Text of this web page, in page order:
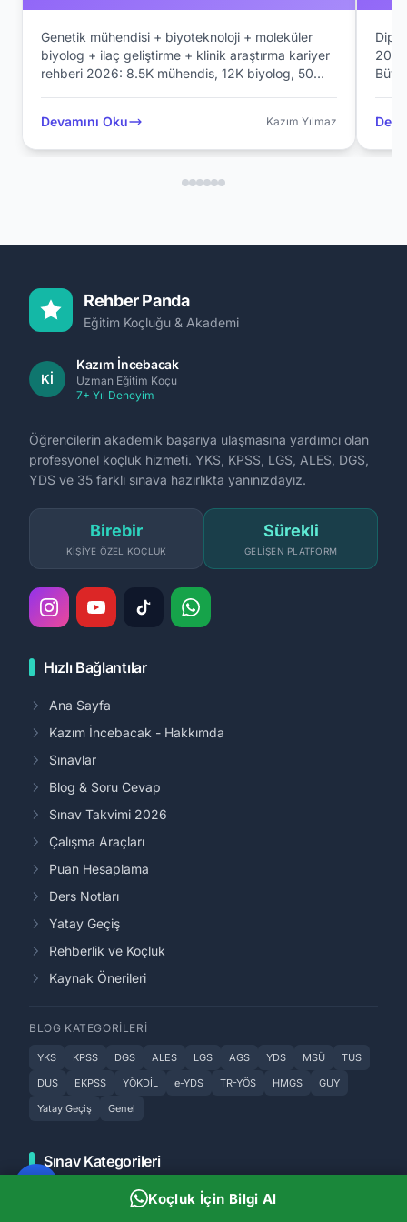
Genetik mühendisi + biyoteknoloji + moleküler
biyolog + ilaç geliştirme + klinik araştırma kariyer
rehberi 2026: 8.5K mühendis, 12K biyolog, 50
Pfizer/Novartis/Roche Türkiye, premium
akademik (Harvard Med, MIT, Stanford).
Devamını Oku Kazım Yılmaz
Rehber Panda
Eğitim Koçluğu & Akademi
Kİ
Kazım İncebacak
Uzman Eğitim Koçu
7+ Yıl Deneyim
Öğrencilerin akademik başarıya ulaşmasına yardımcı olan
profesyonel koçluk hizmeti. YKS, KPSS, LGS, ALES, DGS,
YDS ve 35 farklı sınava hazırlıkta yanınızdayız.
Birebir
KIŞIYE ÖZEL KOÇLUK
Sürekli
GELIŞEN PLATFORM
Hızlı Bağlantılar
Ana Sayfa
Kazım İncebacak - Hakkımda
Sınavlar
Blog & Soru Cevap
Sınav Takvimi 2026
Çalışma Araçları
Puan Hesaplama
Ders Notları
Yatay Geçiş
Rehberlik ve Koçluk
Kaynak Önerileri
BLOG KATEGORILERI
YKS KPSS DGS ALES LGS AGS YDS MSÜ
TUS
DUS
EKPSS YÖKDİL e-YDS TR-YÖS HMGS
GUY
Yatay Geçiş
Genel
Sınav Kategorileri
YKS (TYT-AYT)Koçluk İçin Bilgi Al